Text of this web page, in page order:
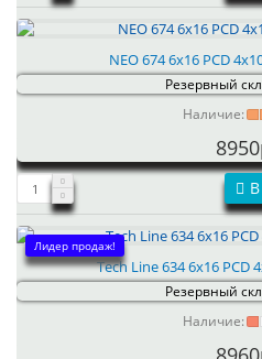
NEO 674 6x16 PCD
Резервный
Наличие:
Лидер продаж!
Tech Line 634 6x16 PCD
Резервный
Наличие: